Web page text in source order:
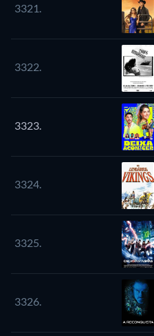
3321.
3322.
3323.
3324.
3325.
3326.